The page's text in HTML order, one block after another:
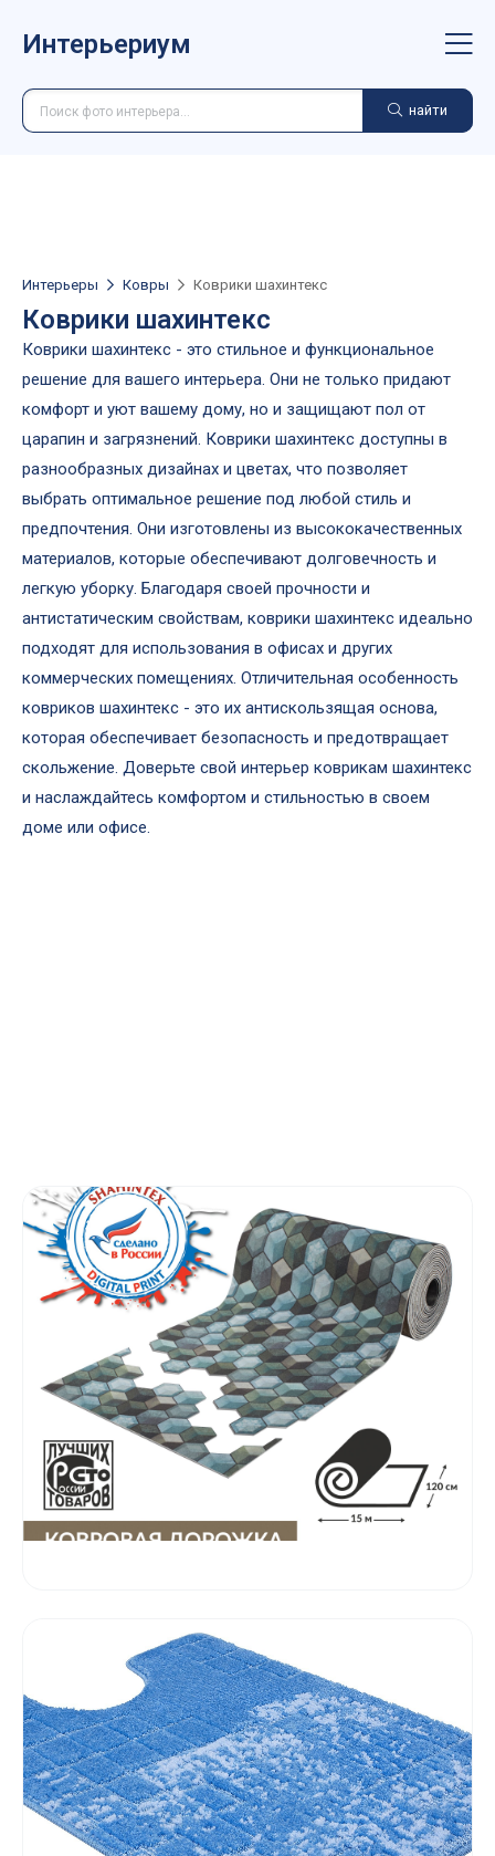
Интерьериум
найти
Интерьеры Ковры Коврики шахинтекс
Коврики шахинтекс
Коврики шахинтекс - это стильное и функциональное
решение для вашего интерьера. Они не только придают
комфорт и уют вашему дому, но и защищают пол от
царапин и загрязнений. Коврики шахинтекс доступны в
разнообразных дизайнах и цветах, что позволяет
выбрать оптимальное решение под любой стиль и
предпочтения. Они изготовлены из высококачественных
материалов, которые обеспечивают долговечность и
легкую уборку. Благодаря своей прочности и
антистатическим свойствам, коврики шахинтекс идеально
подходят для использования в офисах и других
коммерческих помещениях. Отличительная особенность
ковриков шахинтекс - это их антискользящая основа,
которая обеспечивает безопасность и предотвращает
скольжение. Доверьте свой интерьер коврикам шахинтекс
и наслаждайтесь комфортом и стильностью в своем
доме или офисе.